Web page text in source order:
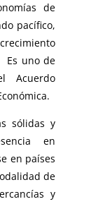
de
pacífico,
Es uno de
Acuerdo
sólidas y
en
en países
de
y